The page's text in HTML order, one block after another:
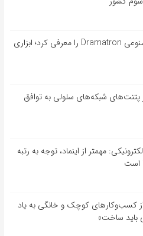
دیپ‌مایند هوش مصنوعی Dramatron را معرفی کرد؛ ابزاری
پتنت‌های شبکه‌های سلولی به توافق
مهمتر از اینماد، توجه به رتبه
است
کسب‌وکارهای کوچک و خانگی به یاد
باید ساخت»